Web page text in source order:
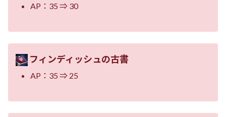
AP：35 ⇒ 30
フィンディッシュの古書
AP：35 ⇒ 25